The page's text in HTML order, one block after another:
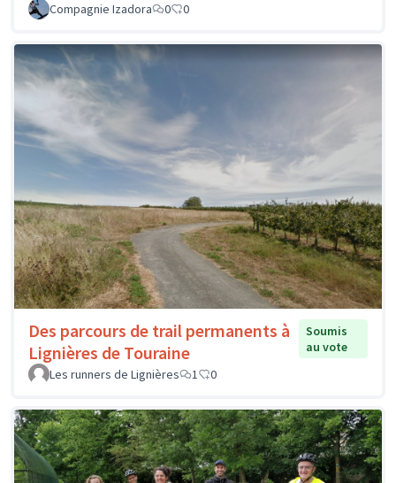
Compagnie Izadora
0 0
Des parcours de trail permanents à
Lignières de Touraine
Soumis
au vote
Les runners de Lignières
1 0